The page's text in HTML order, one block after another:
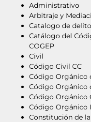
Administrativo
Arbitraje y
Catalogo de
Catálogo del
COGEP
Civil
Código Civil CC
Código Orgánico
Código Orgánico
Código Orgánico
Código Orgánico
Constitución de